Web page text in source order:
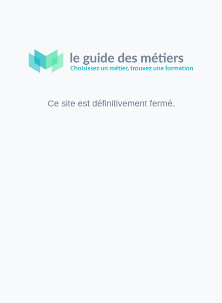
Ce site est définitivement fermé.